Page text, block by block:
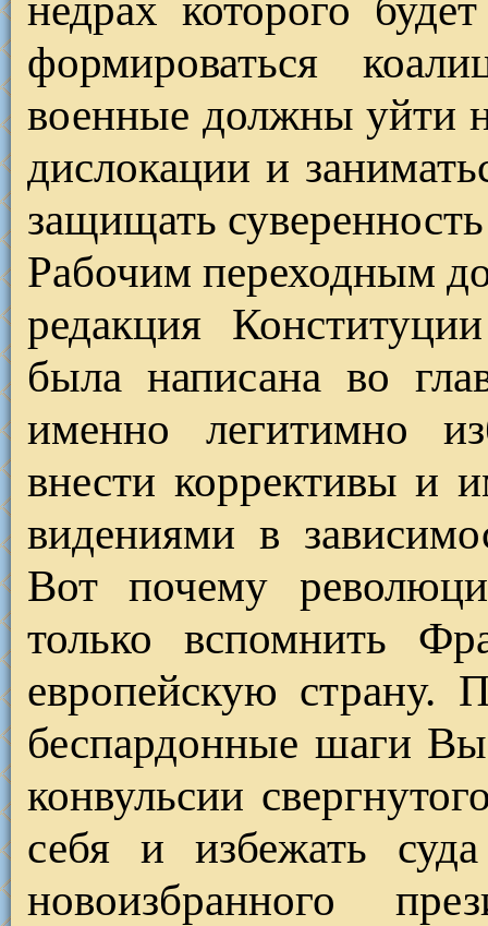
формироваться
военные должны уйти
дислокации и
защищать суверенность
Рабочим переходным
редакция
была написана во
именно легитимно
внести коррективы и
видениями в
Вот почему
только вспомнить
европейскую страну.
беспардонные шаги
конвульсии
себя и избежать
новоизбранного